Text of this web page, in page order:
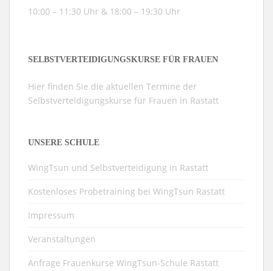
10:00 – 11:30 Uhr & 18:00 – 19:30 Uhr
SELBSTVERTEIDIGUNGSKURSE FÜR FRAUEN
Hier finden Sie die aktuellen Termine der
Selbstverteidigungskurse für Frauen in Rastatt
UNSERE SCHULE
WingTsun und Selbstverteidigung in Rastatt
Kostenloses Probetraining bei WingTsun Rastatt
Impressum
Veranstaltungen
Anfrage Frauenkurse WingTsun-Schule Rastatt